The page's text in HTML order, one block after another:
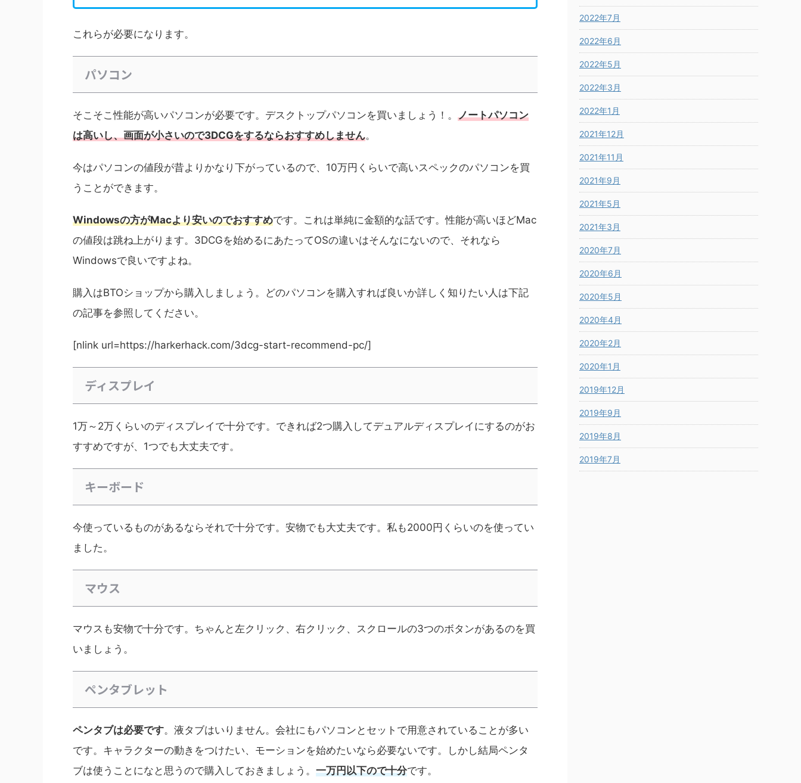
これらが必要になります。
パソコン
そこそこ性能が高いパソコンが必要です。デスクトップパソコンを買いましょう！。 ノートパソコン
は高いし、画面が小さいので3DCGをするならおすすめしません。
今はパソコンの値段が昔よりかなり下がっているので、10万円くらいで高いスペックのパソコンを買
うことができます。
Windowsの方がMacより安いのでおすすめです。これは単純に金額的な話です。性能が高いほどMac
の値段は跳ね上がります。3DCGを始めるにあたってOSの違いはそんなにないので、それなら
Windowsで良いですよね。
購入はBTOショップから購入しましょう。どのパソコンを購入すれば良いか詳しく知りたい人は下記
の記事を参照してください。
[nlink url=https://harkerhack.com/3dcg-start-recommend-pc/]
ディスプレイ
1万～2万くらいのディスプレイで十分です。できれば2つ購入してデュアルディスプレイにするのがお
すすめですが、1つでも大丈夫です。
キーボード
今使っているものがあるならそれで十分です。安物でも大丈夫です。私も2000円くらいのを使ってい
ました。
マウス
マウスも安物で十分です。ちゃんと左クリック、右クリック、スクロールの3つのボタンがあるのを買
いましょう。
ペンタブレット
ペンタブは必要です。液タブはいりません。会社にもパソコンとセットで用意されていることが多い
です。キャラクターの動きをつけたい、モーションを始めたいなら必要ないです。しかし結局ペンタ
ブは使うことになと思うので購入しておきましょう。 一万円以下ので十分です。
2022年7月
2022年6月
2022年5月
2022年3月
2022年1月
2021年12月
2021年11月
2021年9月
2021年5月
2021年3月
2020年7月
2020年6月
2020年5月
2020年4月
2020年2月
2020年1月
2019年12月
2019年9月
2019年8月
2019年7月